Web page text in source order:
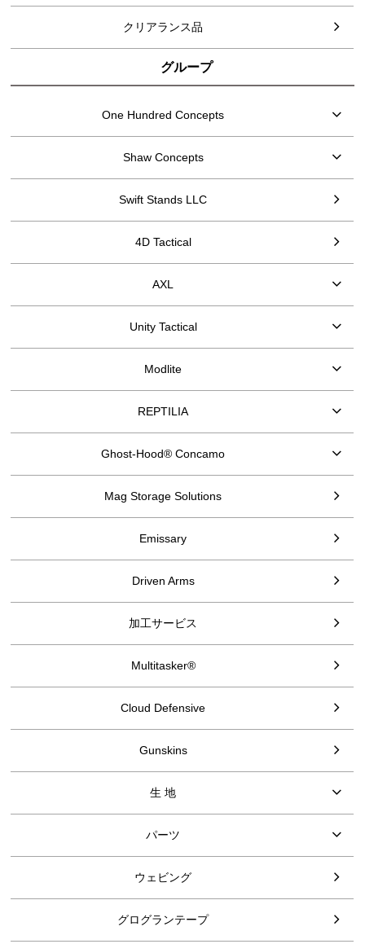
クリアランス品
グループ
One Hundred Concepts
Shaw Concepts
Swift Stands LLC
4D Tactical
AXL
Unity Tactical
Modlite
REPTILIA
Ghost-Hood® Concamo
Mag Storage Solutions
Emissary
Driven Arms
加工サービス
Multitasker®
Cloud Defensive
Gunskins
生 地
パーツ
ウェビング
グログランテープ